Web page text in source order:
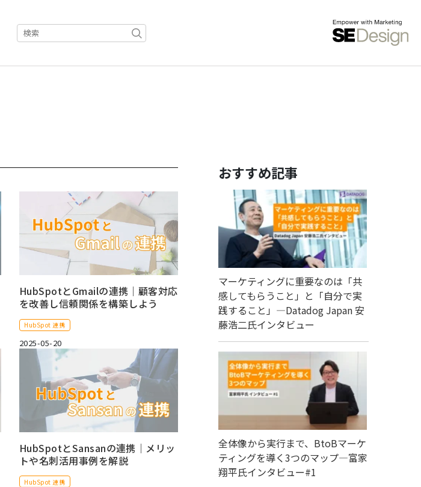
HubSpotとGmailの連携｜顧客対応
を改善し信頼関係を構築しよう
HubSpot 連携
2025-05-20
HubSpotとSansanの連携｜メリッ
トや名刺活用事例を解説
HubSpot 連携
おすすめ記事
マーケティングに重要なのは「共
感してもらうこと」と「自分で実
践すること」―Datadog Japan 安
藤浩二氏インタビュー
全体像から実行まで、BtoBマーケ
ティングを導く3つのマップ―富家
翔平氏インタビュー#1